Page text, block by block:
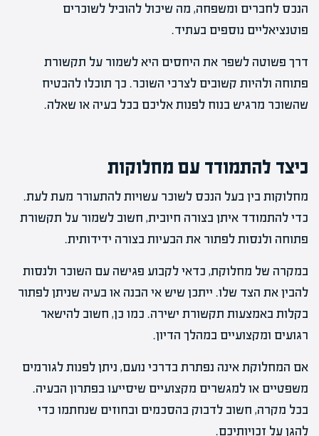
הנכס לחברים ומשפחה, מה שיכול להוביל לשוכרים
פוטנציאליים נוספים בעתיד.
דרך פשוטה לשפר את היחסים היא לשמור על תקשורת
פתוחה ולהיות קשובים לצרכי השוכר. כך תוכלו להבטיח
שהשוכר מרגיש בנוח לפנות אליכם בכל בעיה או שאלה.
כיצד להתמודד עם מחלוקות
מחלוקות בין בעל הנכס לשוכר עשויות להתעורר מעת לעת.
כדי להתמודד איתן בצורה חיובית, חשוב לשמור על תקשורת
פתוחה ולנסות לפתור את הבעיות בצורה ידידותית.
במקרה של מחלוקת, כדאי לקבוע פגישה עם השוכר ולנסות
להבין את הצד שלו. ייתכן שיש אי הבנה או בעיה שניתן לפתור
בקלות באמצעות תקשורת ישירה. כמו כן, חשוב להישאר
רגועים ומקצועיים במהלך הדיון.
אם המחלוקת אינה נפתרת בדרכי נועם, ניתן לפנות לגורמים
משפטיים או למגשרים מקצועיים שיסייעו בפתרון הבעיה.
בכל מקרה, חשוב לדבוק בהסכמים ובחוזים שנחתמו כדי
להגן על זכויותיכם.